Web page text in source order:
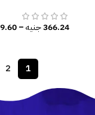
366.24جنيه–
1
2